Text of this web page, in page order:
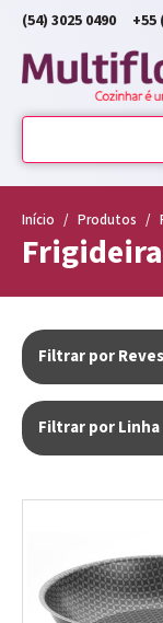
(54) 3025 0490 +55
Início / Produtos /
Filtrar por
Filtrar por Linha